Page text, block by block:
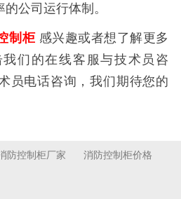
公司运行体制。
制柜 感兴趣或者想了解更多
们的在线客服与技术员咨
员电话咨询，我们期待您的
防控制柜厂家 消防控制柜价格